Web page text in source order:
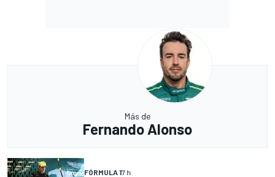
Más de
Fernando Alonso
FÓRMULA 17 h